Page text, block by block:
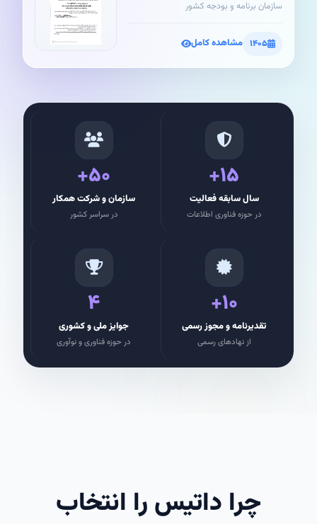
سازمان برنامه و بودجه کشور
۱۴۰۵ مشاهده کامل
۱۵+
سال سابقه فعالیت
در حوزه فناوری اطلاعات
۵۰+
سازمان و شرکت همکار
در سراسر کشور
۱۰+
تقدیرنامه و مجوز رسمی
از نهادهای رسمی
۴
جوایز ملی و کشوری
در حوزه فناوری و نوآوری
چرا داتیس را انتخاب